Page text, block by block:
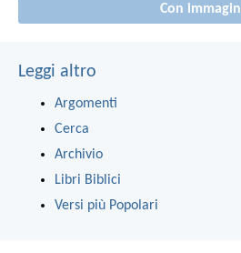
Con
Leggi altro
Argomenti
Cerca
Archivio
Libri Biblici
Versi più Popolari